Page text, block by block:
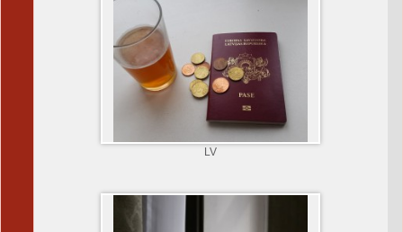
LV